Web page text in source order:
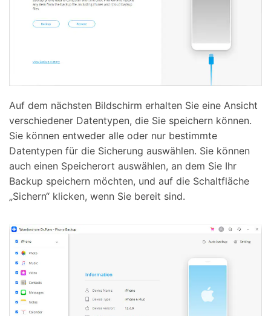
Auf dem nächsten Bildschirm erhalten Sie eine Ansicht
verschiedener Datentypen, die Sie speichern können.
Sie können entweder alle oder nur bestimmte
Datentypen für die Sicherung auswählen. Sie können
auch einen Speicherort auswählen, an dem Sie Ihr
Backup speichern möchten, und auf die Schaltfläche
„Sichern“ klicken, wenn Sie bereit sind.